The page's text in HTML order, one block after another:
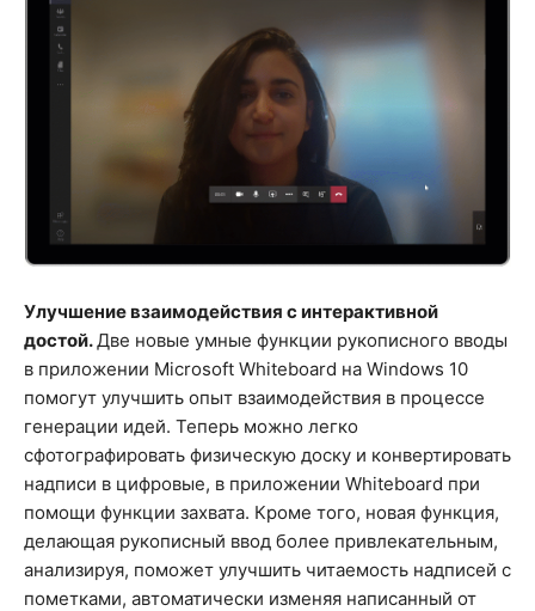
Улучшение взаимодействия с интерактивной
достой.Две новые умные функции рукописного вводы
в приложении Microsoft Whiteboard на Windows 10
помогут улучшить опыт взаимодействия в процессе
генерации идей. Теперь можно легко
сфотографировать физическую доску и конвертировать
надписи в цифровые, в приложении Whiteboard при
помощи функции захвата. Кроме того, новая функция,
делающая рукописный ввод более привлекательным,
анализируя, поможет улучшить читаемость надписей с
пометками, автоматически изменяя написанный от